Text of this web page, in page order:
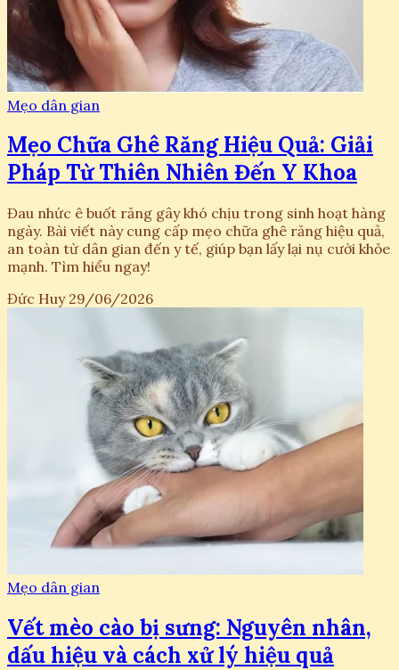
Mẹo dân gian
Mẹo Chữa Ghê Răng Hiệu Quả: Giải
Pháp Từ Thiên Nhiên Đến Y Khoa
Đau nhức ê buốt răng gây khó chịu trong sinh hoạt hàng
ngày. Bài viết này cung cấp mẹo chữa ghê răng hiệu quả,
an toàn từ dân gian đến y tế, giúp bạn lấy lại nụ cười khỏe
mạnh. Tìm hiểu ngay!
Đức Huy 29/06/2026
Mẹo dân gian
Vết mèo cào bị sưng: Nguyên nhân,
dấu hiệu và cách xử lý hiệu quả